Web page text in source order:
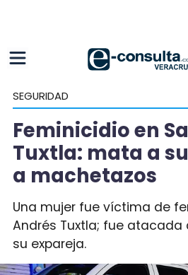
SEGURIDAD
Feminicidio en
Tuxtla: mata a
a machetazos
Una mujer fue víctima de
Andrés Tuxtla; fue
su expareja.